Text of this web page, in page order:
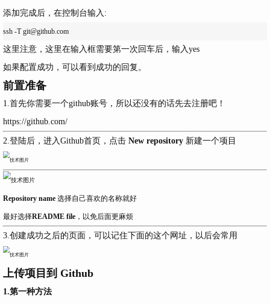
添加完成后，在控制台输入:
这里注意 ，这里在输入框需要第一次回车后，输入 yes
如果配置成功，可以看到成功的回复。
前置准备
1.首先你需要一个github账号，所以还没有的话先去注册吧！
https://github.com/
2.登陆后，进入Github首页，点击 New repository 新建一个项目
Repository name 选择自己喜欢的名称就好
最好选择README file ，以免后面更麻烦
3.创建成功之后的页面，可以记住下面的这个网址，以后会常用
上传项目到 Github
1.第一种方法